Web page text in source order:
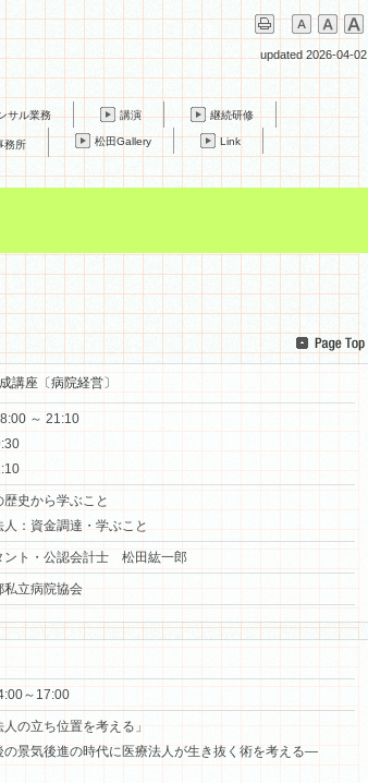
updated 2026-04-02
サル業務 講演 継続研修
務所 松田Gallery Link
座〔病院経営〕
～ 21:10
史から学ぶこと
：資金調達・学ぶこと
ント・公認会計士 松田紘一郎
立病院協会
～17:00
人の立ち位置を考える」
の景気後進の時代に医療法人が生き抜く術を考える―